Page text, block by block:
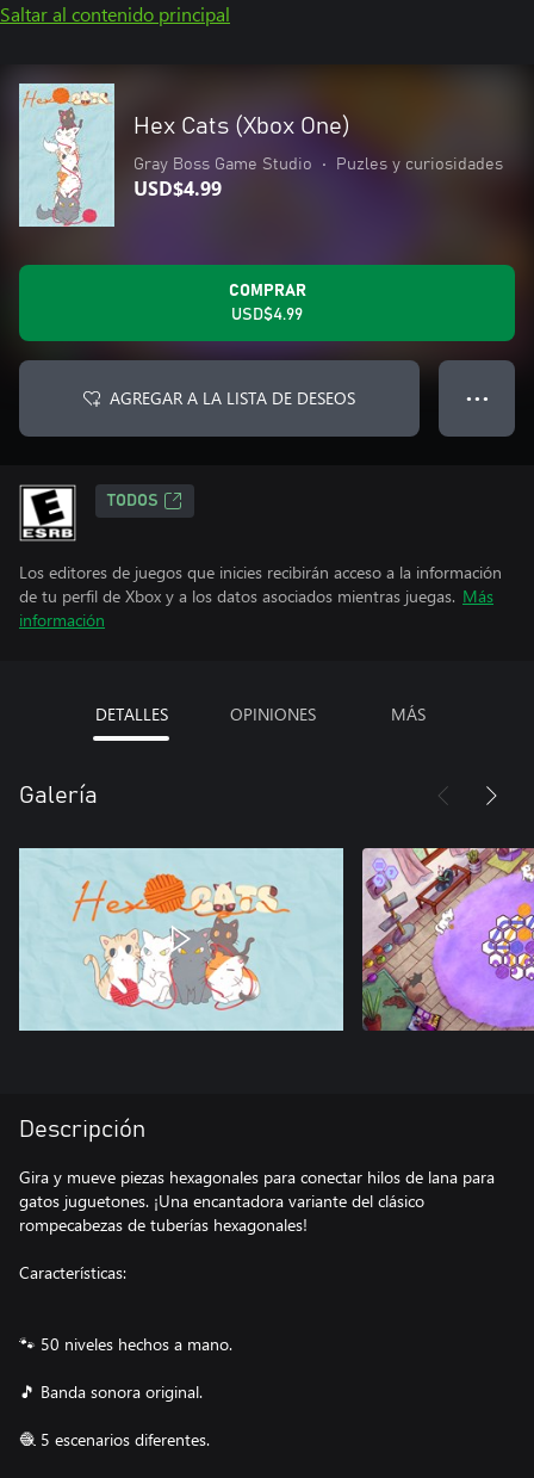
Saltar al contenido principal
Hex Cats (Xbox One)
Gray Boss Game Studio • Puzles y curiosidades
USD$4.99
COMPRAR
USD$4.99
AGREGAR A LA LISTA DE DESEOS ● ● ●
TODOS
Los editores de juegos que inicies recibirán acceso a la información
de tu perfil de Xbox y a los datos asociados mientras juegas. Más
información
DETALLES OPINIONES MÁS
Galería
Descripción
Gira y mueve piezas hexagonales para conectar hilos de lana para
gatos juguetones. ¡Una encantadora variante del clásico
rompecabezas de tuberías hexagonales!
Características:
🐾 50 niveles hechos a mano.
🎵 Banda sonora original.
🧶 5 escenarios diferentes.